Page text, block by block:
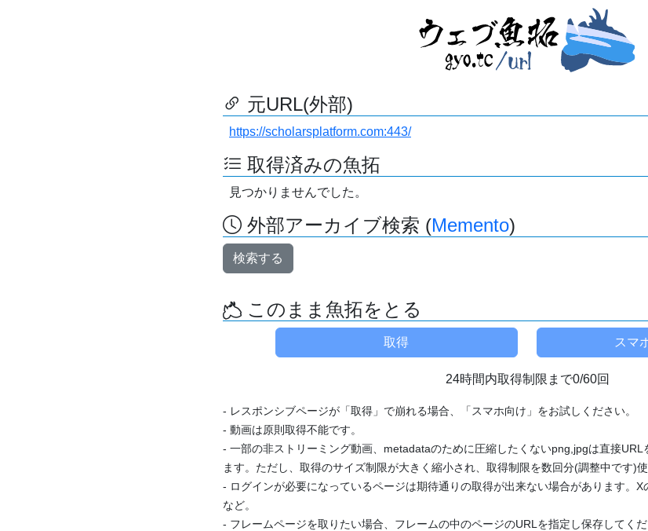
元URL(外部)
https://scholarsplatform.com:443/
取得済みの魚拓
見つかりませんでした。
外部アーカイブ検索 (Memento)
検索する
このまま魚拓をとる
24時間内取得制限まで0/60回
- レスポンシブページが「取得」で崩れる場合、「スマホ向け」をお試しください。
- 動画は原則取得不能です。
- 一部の非ストリーミング動画、metadataのために圧縮したくないpng,jpgは直接
ます。ただし、取得のサイズ制限が大きく縮小され、取得制限を数回分(調整中です)使
- ログインが必要になっているページは期待通りの取得が出来ない場合があります。
など。
- フレームページを取りたい場合、フレームの中のページのURLを指定し保存してく